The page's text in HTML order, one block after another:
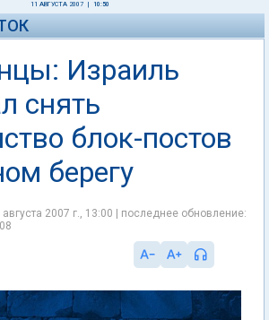
11 АВГУСТА 2007 10:50
Израиль
снять
блок-постов
берегу
2007 г., 13:00 | последнее обновление: